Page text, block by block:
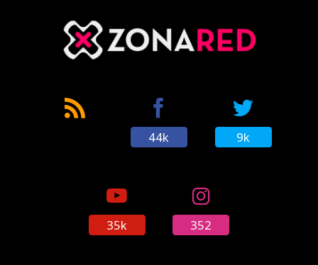
44k 9k
35k 352